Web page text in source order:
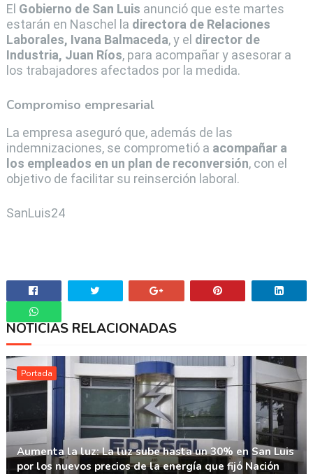
El Gobierno de San Luis anunció que este martes
estarán en Naschel la directora de Relaciones
Laborales, Ivana Balmaceda, y el director de
Industria, Juan Ríos, para acompañar y asesorar a
los trabajadores afectados por la medida.
Compromiso empresarial
La empresa aseguró que, además de las
indemnizaciones, se comprometió a acompañar a
los empleados en un plan de reconversión, con el
objetivo de facilitar su reinserción laboral.
SanLuis24
Whatsapp
NOTICIAS RELACIONADAS
Portada
Aumenta la luz: La luz sube hasta un 30% en San Luis
por los nuevos precios de la energía que fijó Nación